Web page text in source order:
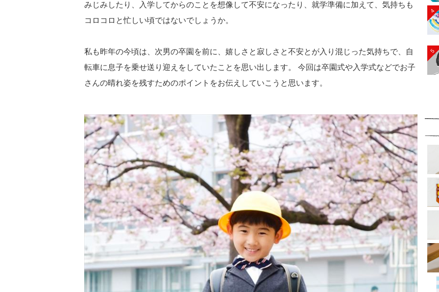
みじみしたり、入学してからのことを想像して不安になったり、就学準備に加えて、気持ちも
コロコロと忙しい頃ではないでしょうか。
私も昨年の今頃は、次男の卒園を前に、嬉しさと寂しさと不安とが入り混じった気持ちで、自
転車に息子を乗せ送り迎えをしていたことを思い出します。 今回は卒園式や入学式などでお子
さんの晴れ姿を残すためのポイントをお伝えしていこうと思います。
4
5